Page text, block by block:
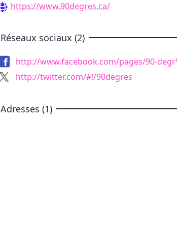
https://www.90degres.ca/
Réseaux sociaux (2)
http://www.facebook.com/pages/90-
http://twitter.com/#!/90degres
Adresses (1)